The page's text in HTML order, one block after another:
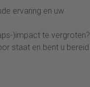
ervaring en uw
)impact te vergroten?
staat en bent u bereid